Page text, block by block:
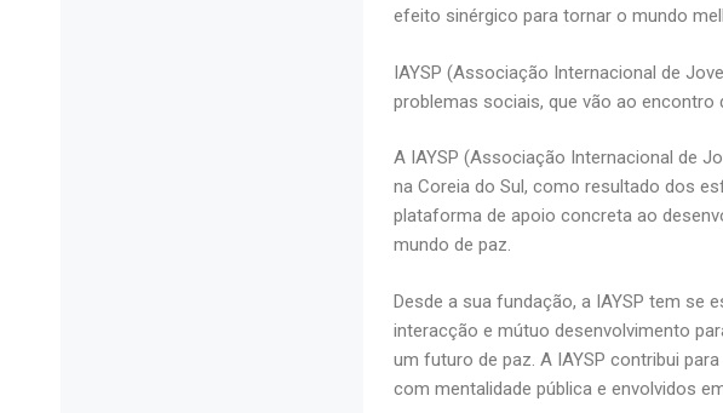
efeito sinérgico para tornar o mundo
IAYSP (Associação Internacional de
problemas sociais, que vão ao
A IAYSP (Associação Internacional de
na Coreia do Sul, como resultado dos
plataforma de apoio concreta ao
mundo de paz.
Desde a sua fundação, a IAYSP tem se
interacção e mútuo desenvolvimento
um futuro de paz. A IAYSP contribui
com mentalidade pública e envolvidos